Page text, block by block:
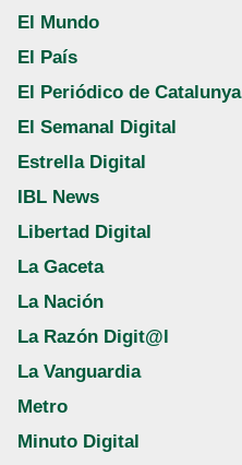
El Mundo
El País
El Periódico de Catalunya
El Semanal Digital
Estrella Digital
IBL News
Libertad Digital
La Gaceta
La Nación
La Razón Digit@l
La Vanguardia
Metro
Minuto Digital